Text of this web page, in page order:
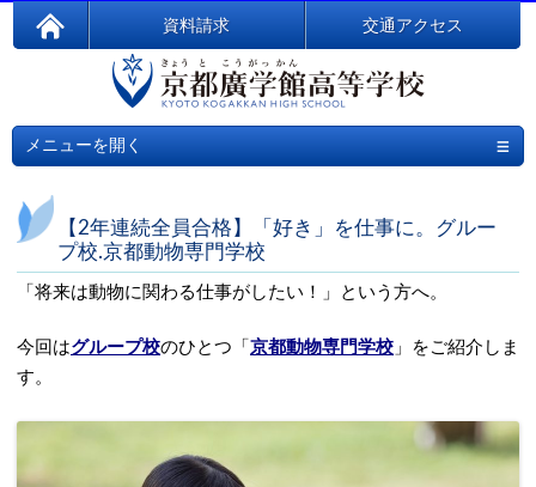
資料請求 交通アクセス
メニューを開く ≡
【2年連続全員合格】「好き」を仕事に。グルー
プ校.京都動物専門学校
「将来は動物に関わる仕事がしたい！」という方へ。
今回はグループ校のひとつ「 京都動物専門学校 」をご紹介しま
す。